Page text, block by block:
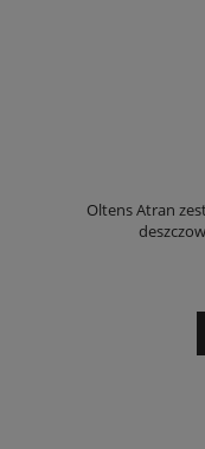
Oltens Atran